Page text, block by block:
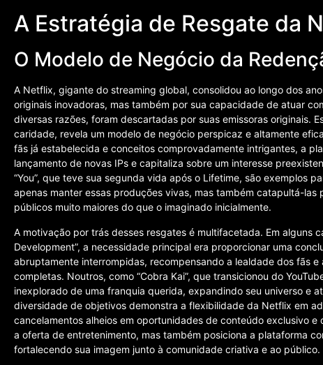
A Estratégia de Resgate da
O Modelo de Negócio da
A Netflix, gigante do streaming global, consolidou ao longo dos
originais inovadoras, mas também por sua capacidade de atuar
diversas razões, foram descartadas por suas emissoras originais.
caridade, revela um modelo de negócio perspicaz e altamente
fãs já estabelecida e conceitos comprovadamente intrigantes, a
lançamento de novas IPs e capitaliza sobre um interesse
“You”, que teve sua segunda vida após o Lifetime, são exemplos
apenas manter essas produções vivas, mas também catapultá-
públicos muito maiores do que o imaginado inicialmente.
A motivação por trás desses resgates é multifacetada. Em alguns
Development”, a necessidade principal era proporcionar uma
abruptamente interrompidas, recompensando a lealdade dos fãs
completas. Noutros, como “Cobra Kai”, que transicionou do
inexplorado de uma franquia querida, expandindo seu universo e
diversidade de objetivos demonstra a flexibilidade da Netflix em
cancelamentos alheios em oportunidades de conteúdo exclusivo
a oferta de entretenimento, mas também posiciona a plataforma
fortalecendo sua imagem junto à comunidade criativa e ao público.